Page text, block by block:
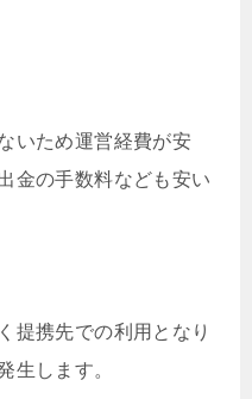
いため運営経費が安
金の手数料なども安い
提携先での利用となり
生します。